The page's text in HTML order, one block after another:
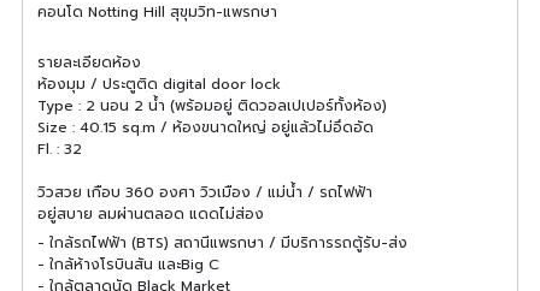
คอนโด Notting Hill สุขุมวิท-แพรกษา
รายละเอียดห้อง
ห้องมุม / ประตูติด digital door lock
Type : 2 นอน 2 น้ำ (พร้อมอยู่ ติดวอลเปเปอร์ทั้งห้อง)
Size : 40.15 sq.m / ห้องขนาดใหญ่ อยู่แล้วไม่อึดอัด
Fl. : 32
วิวสวย เกือบ 360 องศา วิวเมือง / แม่น้ำ / รถไฟฟ้า
อยู่สบาย ลมผ่านตลอด แดดไม่ส่อง
- ใกล้รถไฟฟ้า (BTS) สถานีแพรกษา / มีบริการรถตู้รับ-ส่ง
- ใกล้ห้างโรบินสัน และBig C